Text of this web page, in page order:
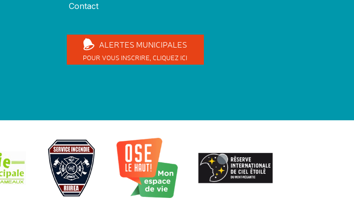
Contact
ALERTES MUNICIPALES
POUR VOUS INSCRIRE,CLIQUEZ ICI